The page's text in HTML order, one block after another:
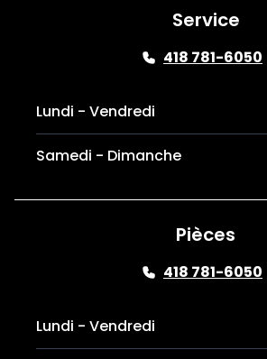
Service
418 781-6050
Lundi - Vendredi
Samedi - Dimanche
Pièces
418 781-6050
Lundi - Vendredi